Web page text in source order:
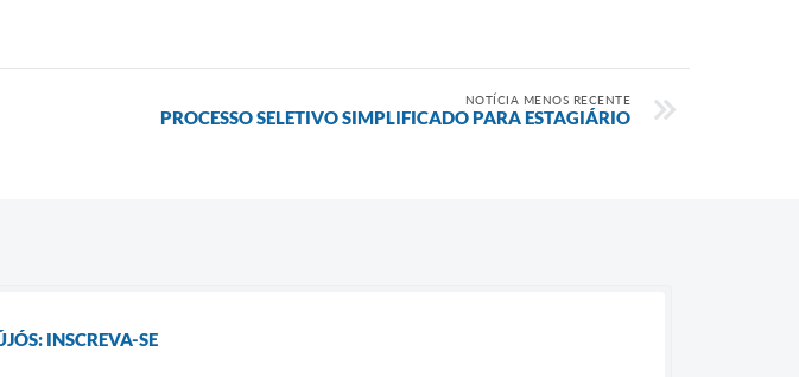
NOTÍCIA MENOS RECENTE
PROCESSO SELETIVO SIMPLIFICADO PARA ESTAGIÁRIO
INSCREVA-SE